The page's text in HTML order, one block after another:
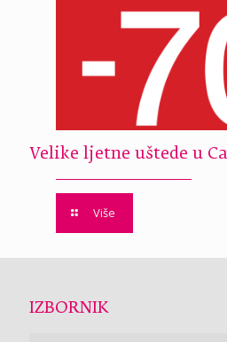
Velike ljetne uštede u
Više
IZBORNIK